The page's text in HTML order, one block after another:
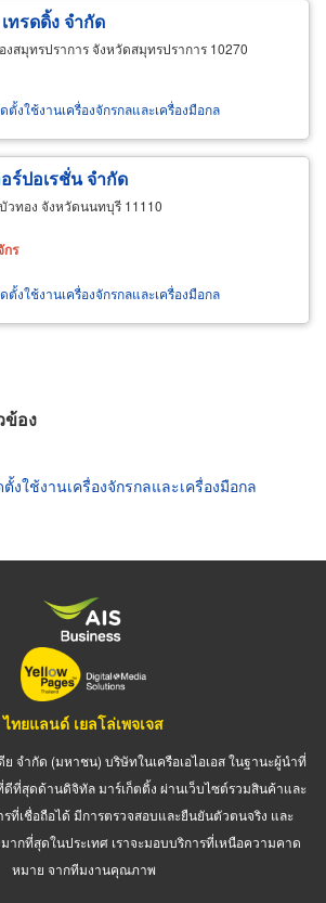
ทรดดิ้ง จำกัด
งสมุทรปราการ จังหวัดสมุทรปราการ 10270
ตั้งใช้งานเครื่องจักรกลและเครื่องมือกล
ร์ปอเรชั่น จำกัด
วทอง จังหวัดนนทบุรี 11110
กร
ตั้งใช้งานเครื่องจักรกลและเครื่องมือกล
ข้อง
งใช้งานเครื่องจักรกลและเครื่องมือกล
ไทยแลนด์ เยลโล่เพจเจส
ย จำกัด (มหาชน) บริษัทในเครือเอไอเอส ในฐานะผู้นำที่
ที่สุดด้านดิจิทัล มาร์เก็ตติ้ง ผ่านเว็บไซต์รวมสินค้าและ
ที่เชื่อถือได้ มีการตรวจสอบและยืนยันตัวตนจริง และ
กที่สุดในประเทศ เราจะมอบบริการที่เหนือความคาด
หมาย จากทีมงานคุณภาพ